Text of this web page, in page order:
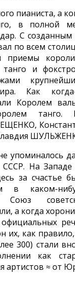
пианиста, а
в полной
С
по всем
приемы
и
Как
Королем
танго.
упоминалось
СССР. На
за счастье
в каком-
а когда
их, как
300) стали
как
артистов ≈ от